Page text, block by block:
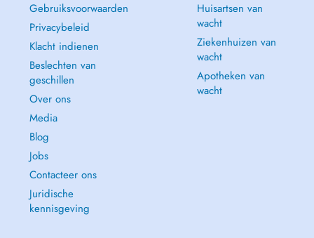
Gebruiksvoorwaarden
Privacybeleid
Klacht indienen
Beslechten van
geschillen
Over ons
Media
Blog
Jobs
Contacteer ons
Juridische
kennisgeving
Huisartsen van
wacht
Ziekenhuizen van
wacht
Apotheken van
wacht